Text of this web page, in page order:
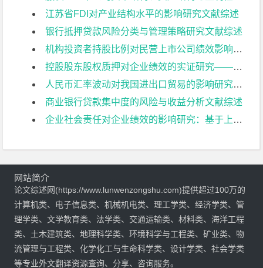
江苏省FDI对产业结构水平的影响研究文献综述
银行抵押贷款风险分类与管理策略研究文献综述
机构投资者持股比例对民营上市公司绩效影响研究文献综述
控股股东股权质押对企业绩效的实证研究——以我国民营制造业上市公司为例文献综述
人民币汇率波动对我国进出口贸易的影响研究文献综述
商业银行贷款集中度的风险与收益分析文献综述
企业社会责任对企业绩效的影响研究：基于上市公司的经验证据文献综述
网站简介
论文综述网(https://www.lunwenzongshu.com)提供超过100万的
计算机类、电子信息类、机械机电类、理工学类、经济学类、管
理学类、文学教育类、法学类、交通运输类、材料类、海洋工程
类、土木建筑类、地理科学类、环境科学与工程类、矿业类、物
流管理与工程类、化学化工与生命科学类、设计学类、社会学类
等专业外文翻译资源查询、分享、咨询服务。